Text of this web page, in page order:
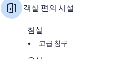
객실 편의 시설
침실
고급 침구